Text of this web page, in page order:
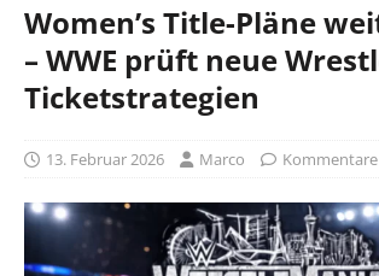
Women’s Title-Pläne
– WWE prüft neue
Ticketstrategien
13. Februar 2026 Marco